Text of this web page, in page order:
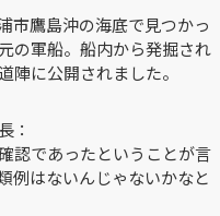
市鷹島沖の海底で見つかっ
の軍船。船内から発掘され
陣に公開されました。
：
認であったということが言
例はないんじゃないかなと